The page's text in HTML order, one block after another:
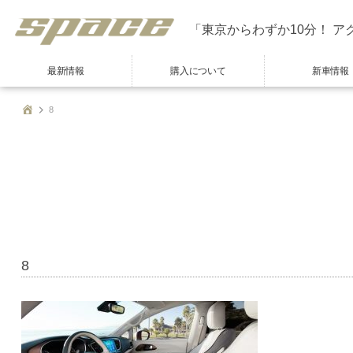
「東京からわずか10分！ ア
最新情報 購入について 新車情報
8
8